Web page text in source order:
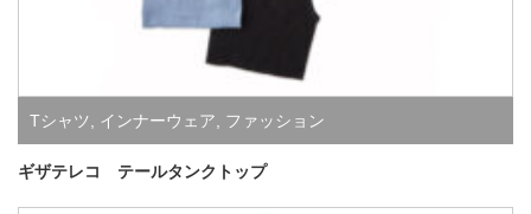
Tシャツ, インナーウェア, ファッション
ギザテレコ テールタンクトップ